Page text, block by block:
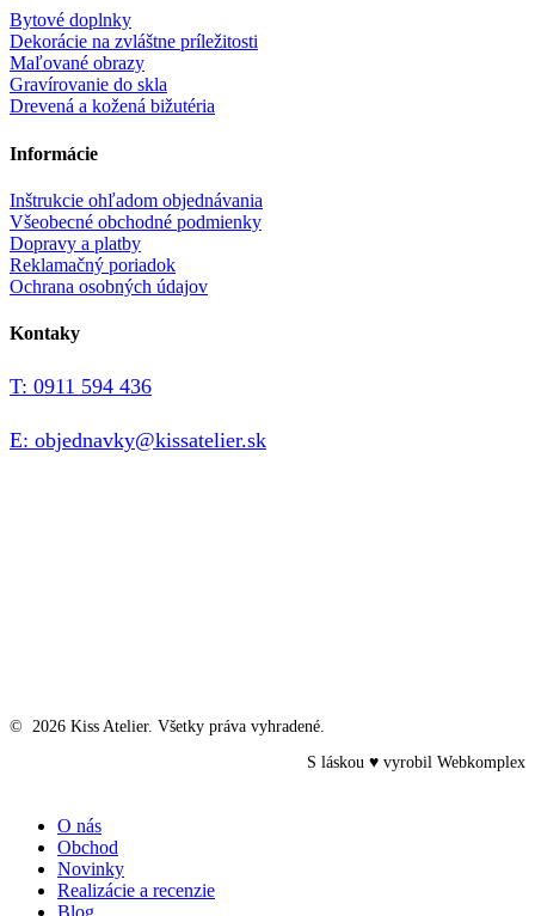
Bytové doplnky
Dekorácie na zvláštne príležitosti
Maľované obrazy
Gravírovanie do skla
Drevená a kožená bižutéria
Informácie
Inštrukcie ohľadom objednávania
Všeobecné obchodné podmienky
Dopravy a platby
Reklamačný poriadok
Ochrana osobných údajov
Kontaky
T: 0911 594 436
E: objednavky@kissatelier.sk
© 2026 Kiss Atelier. Všetky práva vyhradené.
S láskou ♥ vyrobil Webkomplex
Close
Menu
O nás
Obchod
Novinky
Realizácie a recenzie
Blog